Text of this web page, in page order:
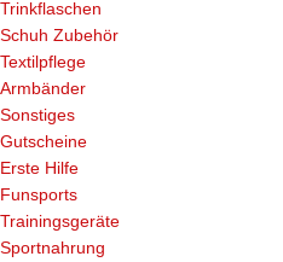
Trinkflaschen
Schuh Zubehör
Textilpflege
Armbänder
Sonstiges
Gutscheine
Erste Hilfe
Funsports
Trainingsgeräte
Sportnahrung